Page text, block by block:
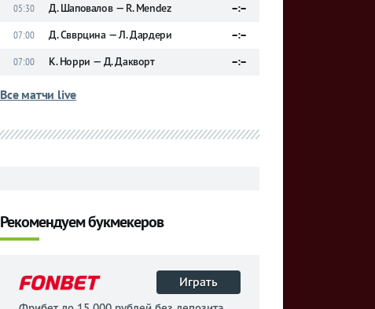
05:30 Д. Шаповалов — R. Mendez –:–
07:00 Д. Свврцина — Л. Дардери –:–
07:00 К. Норри — Д. Дакворт –:–
Все матчи live
Рекомендуем букмекеров
Играть